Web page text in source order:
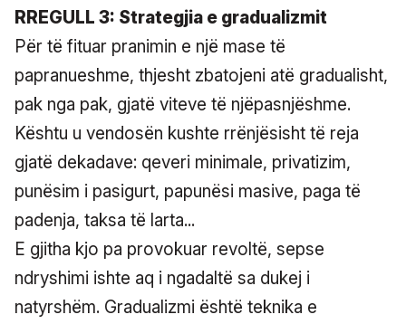
RREGULL 3: Strategjia e gradualizmit
Për të fituar pranimin e një mase të
papranueshme, thjesht zbatojeni atë gradualisht,
pak nga pak, gjatë viteve të njëpasnjëshme.
Kështu u vendosën kushte rrënjësisht të reja
gjatë dekadave: qeveri minimale, privatizim,
punësim i pasigurt, papunësi masive, paga të
padenja, taksa të larta...
E gjitha kjo pa provokuar revoltë, sepse
ndryshimi ishte aq i ngadaltë sa dukej i
natyrshëm. Gradualizmi është teknika e